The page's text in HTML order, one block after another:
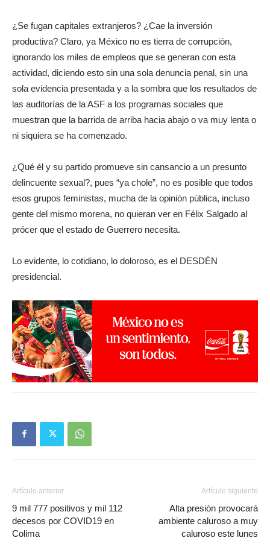
¿Se fugan capitales extranjeros? ¿Cae la inversión
productiva? Claro, ya México no es tierra de corrupción,
ignorando los miles de empleos que se generan con esta
actividad, diciendo esto sin una sola denuncia penal, sin una
sola evidencia presentada y a la sombra que los resultados de
las auditorías de la ASF a los programas sociales que
muestran que la barrida de arriba hacia abajo o va muy lenta o
ni siquiera se ha comenzado.
¿Qué él y su partido promueve sin cansancio a un presunto
delincuente sexual?, pues “ya chole”, no es posible que todos
esos grupos feministas, mucha de la opinión pública, incluso
gente del mismo morena, no quieran ver en Félix Salgado al
prócer que el estado de Guerrero necesita.
Lo evidente, lo cotidiano, lo doloroso, es el DESDÉN
presidencial.
Artículo anterior
9 mil 777 positivos y mil 112
decesos por COVID19 en
Colima
Artículo siguiente
Alta presión provocará
ambiente caluroso a muy
caluroso este lunes